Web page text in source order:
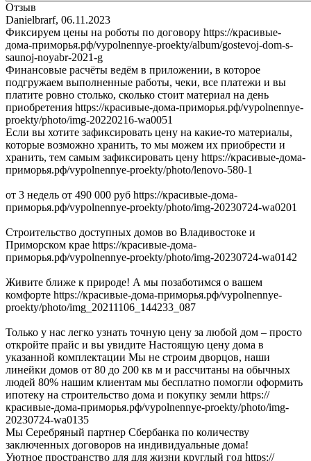
Отзыв
Danielbrarf, 06.11.2023
Фиксируем цены на роботы по договору https://красивые-
дома-приморья.рф/vypolnennye-proekty/album/gostevoj-dom-s-
saunoj-noyabr-2021-g
Финансовые расчёты ведём в приложении, в которое
подгружаем выполненные работы, чеки, все платежи и вы
платите ровно столько, сколько стоит материал на день
приобретения https://красивые-дома-приморья.рф/vypolnennye-
proekty/photo/img-20220216-wa0051
Если вы хотите зафиксировать цену на какие-то материалы,
которые возможно хранить, то мы можем их приобрести и
хранить, тем самым зафиксировать цену https://красивые-дома-
приморья.рф/vypolnennye-proekty/photo/lenovo-580-1
от 3 недель от 490 000 руб https://красивые-дома-
приморья.рф/vypolnennye-proekty/photo/img-20230724-wa0201
Строительство доступных домов во Владивостоке и
Приморском крае https://красивые-дома-
приморья.рф/vypolnennye-proekty/photo/img-20230724-wa0142
Живите ближе к природе! А мы позаботимся о вашем
комфорте https://красивые-дома-приморья.рф/vypolnennye-
proekty/photo/img_20211106_144233_087
Только у нас легко узнать точную цену за любой дом – просто
откройте прайс и вы увидите Настоящую цену дома в
указанной комплектации Мы не строим дворцов, наши
линейки домов от 80 до 200 кв м и рассчитаны на обычных
людей 80% нашим клиентам мы бесплатно помогли оформить
ипотеку на строительство дома и покупку земли https://
красивые-дома-приморья.рф/vypolnennye-proekty/photo/img-
20230724-wa0135
Мы Серебряный партнер Сбербанка по количеству
заключенных договоров на индивидуальные дома!
Уютное пространство для для жизни круглый год https://